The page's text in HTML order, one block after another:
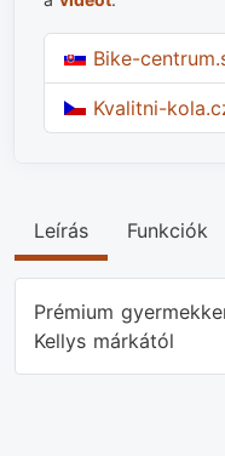
Bike-
Kvalitni-
Leírás Funkciók
Prémium
Kellys márkától